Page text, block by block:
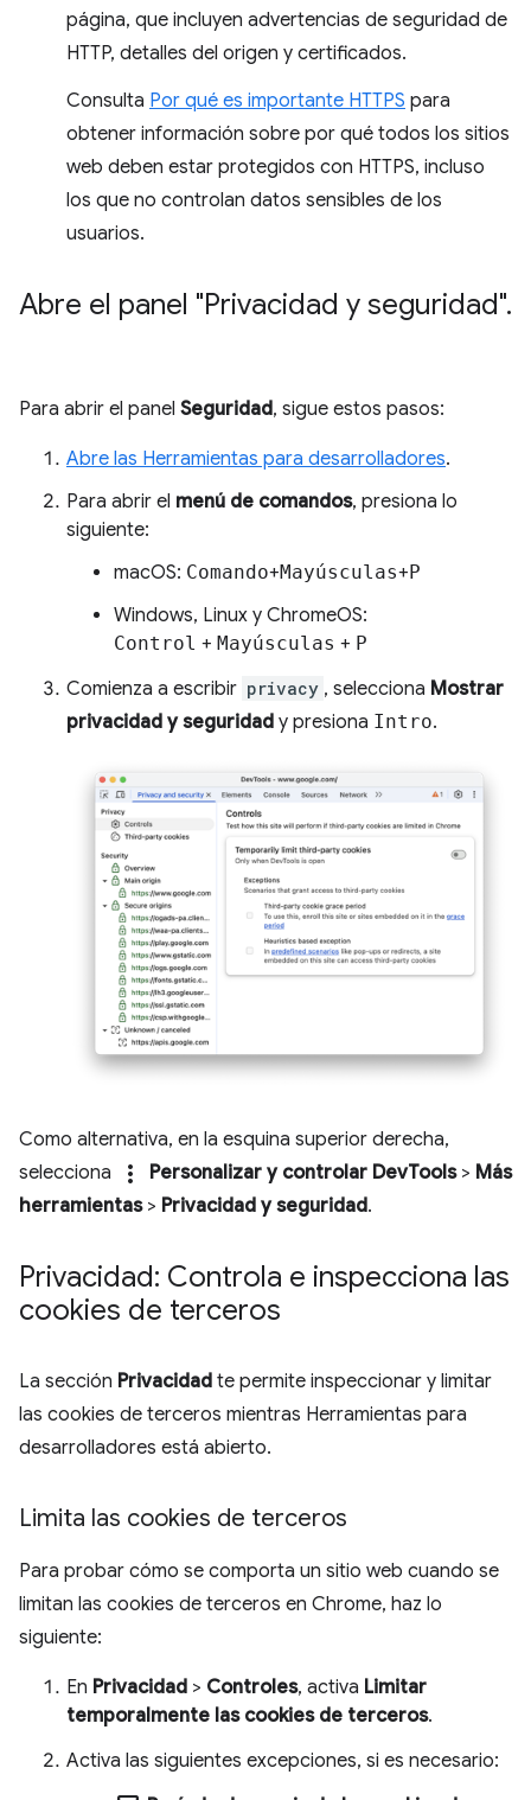
página, que incluyen advertencias de seguridad de
HTTP, detalles del origen y certificados.
Consulta Por qué es importante HTTPS para
obtener información sobre por qué todos los sitios
web deben estar protegidos con HTTPS, incluso
los que no controlan datos sensibles de los
usuarios.
Abre el panel "Privacidad y seguridad".
Para abrir el panel Seguridad, sigue estos pasos:
Abre las Herramientas para desarrolladores.
Para abrir el menú de comandos, presiona lo
siguiente:
macOS: Comando+Mayúsculas+P
Windows, Linux y ChromeOS:
Control + Mayúsculas + P
Comienza a escribir privacy , selecciona Mostrar
privacidad y seguridad y presiona Intro.
Como alternativa, en la esquina superior derecha,
selecciona
more_vert Personalizar y controlar DevTools> Más
herramientas> Privacidad y seguridad.
Privacidad: Controla e inspecciona las
cookies de terceros
La sección Privacidad te permite inspeccionar y limitar
las cookies de terceros mientras Herramientas para
desarrolladores está abierto.
Limita las cookies de terceros
Para probar cómo se comporta un sitio web cuando se
limitan las cookies de terceros en Chrome, haz lo
siguiente:
En Privacidad > Controles, activa Limitar
temporalmente las cookies de terceros.
Activa las siguientes excepciones, si es necesario: